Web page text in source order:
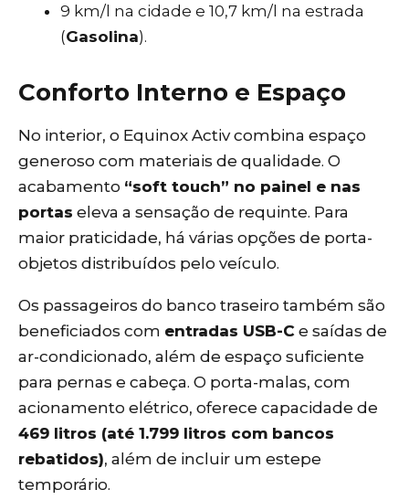
9 km/l na cidade e 10,7 km/l na estrada
(Gasolina).
Conforto Interno e Espaço
No interior, o Equinox Activ combina espaço
generoso com materiais de qualidade. O
acabamento “soft touch” no painel e nas
portas eleva a sensação de requinte. Para
maior praticidade, há várias opções de porta-
objetos distribuídos pelo veículo.
Os passageiros do banco traseiro também são
beneficiados com entradas USB-C e saídas de
ar-condicionado, além de espaço suficiente
para pernas e cabeça. O porta-malas, com
acionamento elétrico, oferece capacidade de
469 litros (até 1.799 litros com bancos
rebatidos), além de incluir um estepe
temporário.